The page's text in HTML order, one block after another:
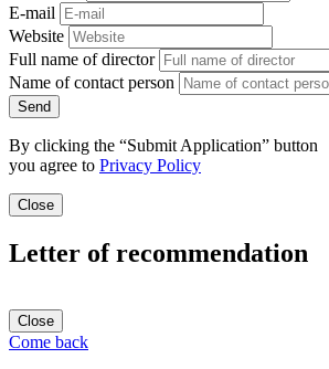
E-mail
Website
Full name of director
Name of contact person
Send
By clicking the “Submit Application” button
you agree to Privacy Policy
Close
Letter of recommendation
Close
Come back